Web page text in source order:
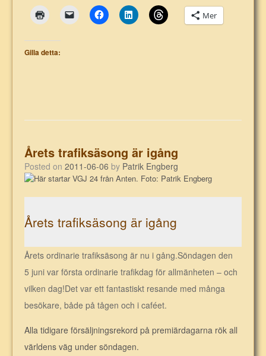
Mer
Gilla detta:
Årets trafiksäsong är igång
Posted on 2011-06-06 by Patrik Engberg
Årets trafiksäsong är igång
Årets ordinarie trafiksäsong är nu i gång.Söndagen den
5 juni var första ordinarie trafikdag för allmänheten – och
vilken dag!Det var ett fantastiskt resande med många
besökare, både på tågen och i caféet.
Alla tidigare försäljningsrekord på premiärdagarna rök all
världens väg under söndagen.